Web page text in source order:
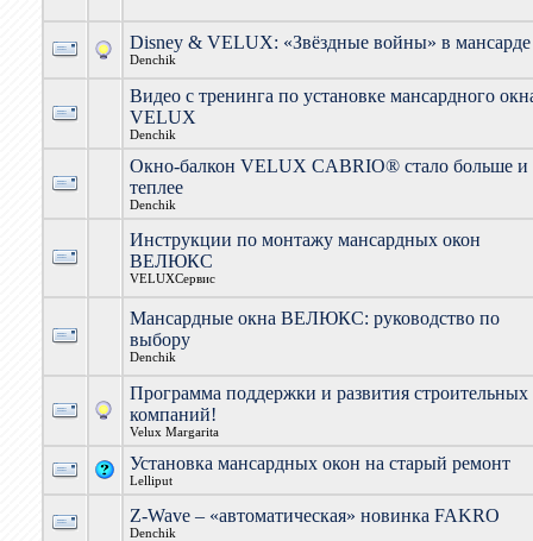
Disney & VELUX: «Звёздные войны» в мансарде
Denchik
Видео с тренинга по установке мансардного
VELUX
Denchik
Окно-балкон VELUX CABRIO® стало больше и
теплее
Denchik
Инструкции по монтажу мансардных окон
ВЕЛЮКС
VELUXСервис
Мансардные окна ВЕЛЮКС: руководство по
выбору
Denchik
Программа поддержки и развития строительных
компаний!
Velux Margarita
Установка мансардных окон на старый ремонт
Lelliput
Z-Wave – «автоматическая» новинка FAKRO
Denchik